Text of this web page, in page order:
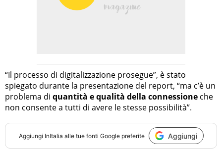
“Il processo di digitalizzazione prosegue”, è stato
spiegato durante la presentazione del report, “ma c’è un
problema di quantità e qualità della connessione che
non consente a tutti di avere le stesse possibilità”.
Aggiungi InItalia alle tue fonti Google preferite Aggiungi